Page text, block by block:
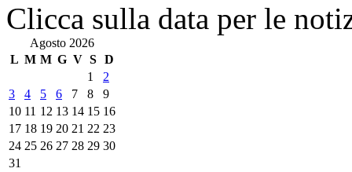
Clicca sulla data per le
Agosto 2026
L M M G V S D
1
2
3
4 5 6 7 8
9
10 11 12 13 14 15 16
17 18 19 20 21 22 23
24 25 26 27 28 29 30
31